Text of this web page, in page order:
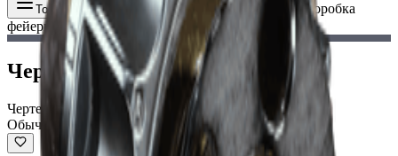
Toggle Menu Предмет
Чертеж — Коробка
фейерверков
Чертеж — Коробка фейерверков
Чертеж
Обычный